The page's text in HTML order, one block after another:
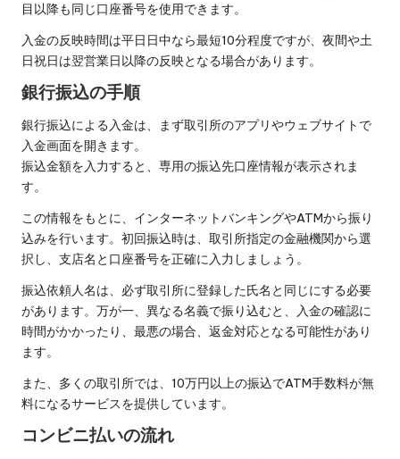
目以降も同じ口座番号を使用できます。
入金の反映時間は平日日中なら最短10分程度ですが、夜間や土
日祝日は翌営業日以降の反映となる場合があります。
銀行振込の手順
銀行振込による入金は、まず取引所のアプリやウェブサイトで
入金画面を開きます。
振込金額を入力すると、専用の振込先口座情報が表示されま
す。
この情報をもとに、インターネットバンキングやATMから振り
込みを行います。初回振込時は、取引所指定の金融機関から選
択し、支店名と口座番号を正確に入力しましょう。
振込依頼人名は、必ず取引所に登録した氏名と同じにする必要
があります。万が一、異なる名義で振り込むと、入金の確認に
時間がかかったり、最悪の場合、返金対応となる可能性があり
ます。
また、多くの取引所では、10万円以上の振込でATM手数料が無
料になるサービスを提供しています。
コンビニ払いの流れ